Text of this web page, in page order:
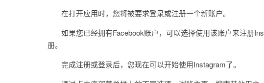
在打开应用时，您将被要求登录或注册一个新账户。
如果您已经拥有Facebook账户，可以选择使用该账户来注册
册。
完成注册或登录后，您现在可以开始使用Instagram了。